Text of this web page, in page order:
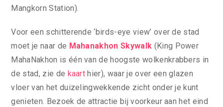
Mangkorn Station).
Voor een schitterende ‘birds-eye view’ over de stad
moet je naar de Mahanakhon Skywalk (King Power
MahaNakhon is één van de hoogste wolkenkrabbers in
de stad, zie de kaart hier), waar je over een glazen
vloer van het duizelingwekkende zicht onder je kunt
genieten. Bezoek de attractie bij voorkeur aan het eind